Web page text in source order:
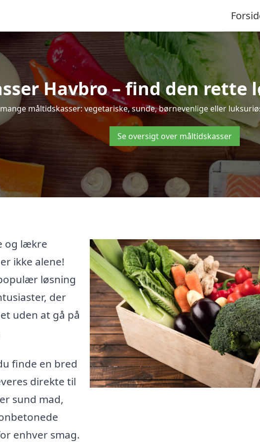
Havbro – find den
måltidskasser: vegetariske, sunde, børnevenlige eller
Se oversigt over måltidskasser
og lækre
ikke alene!
løsning
der
uden at gå på
finde en bred
direkte til
sund mad,
enhver smag.